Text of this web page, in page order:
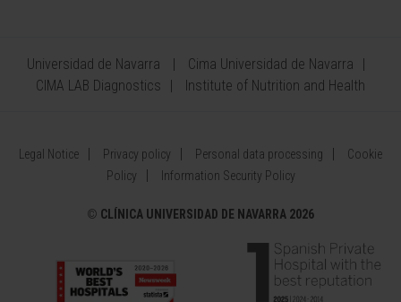
Universidad de Navarra
Cima Universidad de Navarra
CIMA LAB Diagnostics
Institute of Nutrition and Health
Legal Notice Privacy policy Personal data processing
Cookie
Policy
Information Security Policy
© CLÍNICA UNIVERSIDAD DE NAVARRA 2026